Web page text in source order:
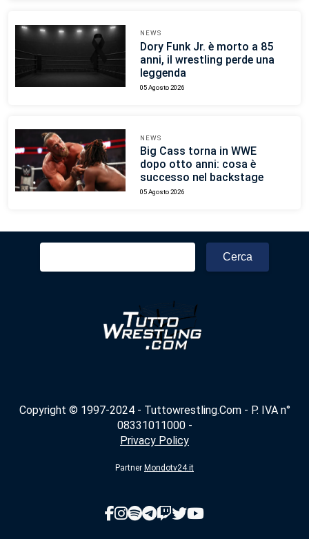
NEWS
Dory Funk Jr. è morto a 85
anni, il wrestling perde una
leggenda
05 Agosto 2026
NEWS
Big Cass torna in WWE
dopo otto anni: cosa è
successo nel backstage
05 Agosto 2026
Copyright © 1997-2024 - Tuttowrestling.Com - P. IVA n°
08331011000 -
Privacy Policy
Partner Mondotv24.it